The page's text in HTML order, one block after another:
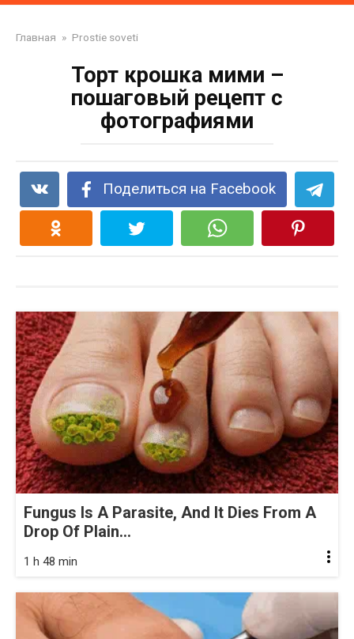
Главная » Prostie soveti
Торт крошка мими –
пошаговый рецепт с
фотографиями
Поделиться на Facebook
Fungus Is A Parasite, And It Dies From A
Drop Of Plain...
1 h 48 min